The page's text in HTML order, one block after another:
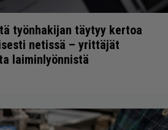
työnhakijan täytyy kertoa
netissä – yrittäjät
laiminlyönnistä